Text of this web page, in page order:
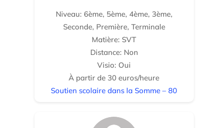
Niveau: 6ème, 5ème, 4ème, 3ème,
Seconde, Première, Terminale
Matière: SVT
Distance: Non
Visio: Oui
À partir de 30 euros/heure
Soutien scolaire dans la Somme – 80